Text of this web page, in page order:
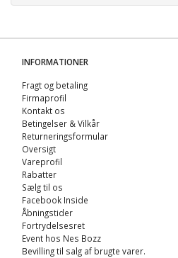
INFORMATIONER
Fragt og betaling
Firmaprofil
Kontakt os
Betingelser & Vilkår
Returneringsformular
Oversigt
Vareprofil
Rabatter
Sælg til os
Facebook Inside
Åbningstider
Fortrydelsesret
Event hos Nes Bozz
Bevilling til salg af brugte varer.